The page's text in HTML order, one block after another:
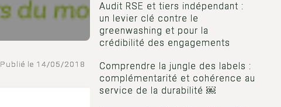
Publié le 14/05/2018
Audit RSE et tiers indépendant :
un levier clé contre le
greenwashing et pour la
crédibilité des engagements
Comprendre la jungle des labels :
complémentarité et cohérence au
service de la durabilité ￼